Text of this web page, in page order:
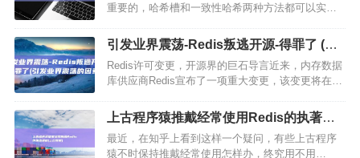
重要的，哈希槽和一致性哈希两种方法都可以实现
在某些情况下使用哈希槽而不是一致性哈希，哈希
槽哈希槽是一种使用哈希函…
引发业界震荡-Redis叛逃开源-得罪了 (引
发业界震荡的因素)
Redis许可变更，开源界的巨石导言近来，内存数据
库供应商Redis宣布了一项重大变更，该变更将在开
用更严格的许可条款，此举引起了社区的广泛不满
和担忧…
上古程序猿推戴经常使用Redis的执著理
由 (上古教程)
最近，在知乎上看到这样一个疑问，有些上古程序
猿不时保持推戴经常使用怎样办，终究用不用